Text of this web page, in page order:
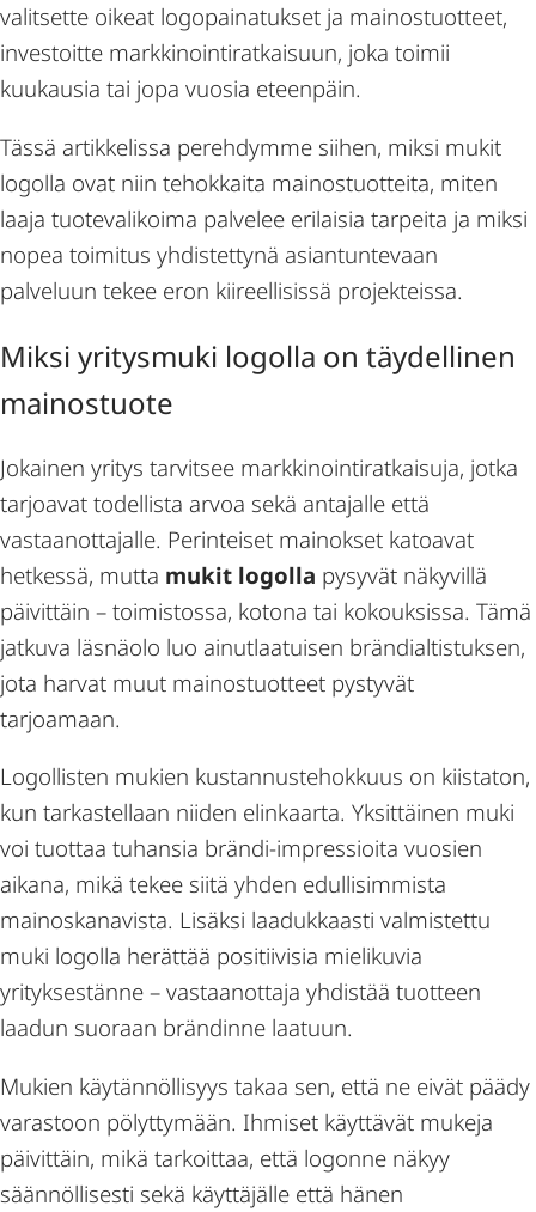
valitsette oikeat logopainatukset ja mainostuotteet,
investoitte markkinointiratkaisuun, joka toimii
kuukausia tai jopa vuosia eteenpäin.
Tässä artikkelissa perehdymme siihen, miksi mukit
logolla ovat niin tehokkaita mainostuotteita, miten
laaja tuotevalikoima palvelee erilaisia tarpeita ja miksi
nopea toimitus yhdistettynä asiantuntevaan
palveluun tekee eron kiireellisissä projekteissa.
Miksi yritysmuki logolla on täydellinen
mainostuote
Jokainen yritys tarvitsee markkinointiratkaisuja, jotka
tarjoavat todellista arvoa sekä antajalle että
vastaanottajalle. Perinteiset mainokset katoavat
hetkessä, mutta mukit logolla pysyvät näkyvillä
päivittäin – toimistossa, kotona tai kokouksissa. Tämä
jatkuva läsnäolo luo ainutlaatuisen brändialtistuksen,
jota harvat muut mainostuotteet pystyvät
tarjoamaan.
Logollisten mukien kustannustehokkuus on kiistaton,
kun tarkastellaan niiden elinkaarta. Yksittäinen muki
voi tuottaa tuhansia brändi-impressioita vuosien
aikana, mikä tekee siitä yhden edullisimmista
mainoskanavista. Lisäksi laadukkaasti valmistettu
muki logolla herättää positiivisia mielikuvia
yrityksestänne – vastaanottaja yhdistää tuotteen
laadun suoraan brändinne laatuun.
Mukien käytännöllisyys takaa sen, että ne eivät päädy
varastoon pölyttymään. Ihmiset käyttävät mukeja
päivittäin, mikä tarkoittaa, että logonne näkyy
säännöllisesti sekä käyttäjälle että hänen